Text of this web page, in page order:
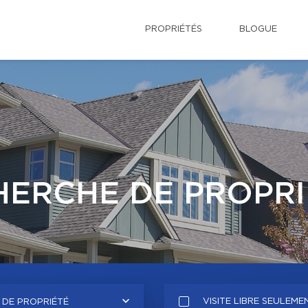
PROPRIÉTÉS BLOGUE
DE
PROPRIÉTÉ VISITE LIBRE